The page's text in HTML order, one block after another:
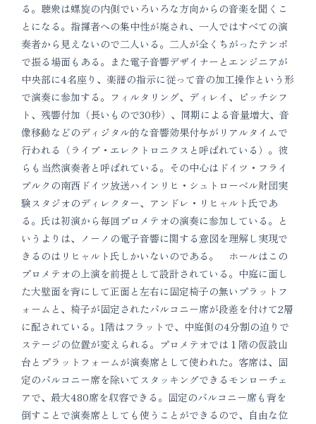
る。聴衆は螺旋の内側でいろいろな方向からの音楽を聞くこ
とになる。指揮者への集中性が廃され、一人ではすべての演
奏者から見えないので二人いる。二人が全くちがったテンポ
で振る場面もある。また電子音響デザイナーとエンジニアが
中央部に4名座り、楽譜の指示に従って音の加工操作という形
で演奏に参加する。フィルタリング、ディレイ、ピッチシフ
ト、残響付加（長いもので30秒）、同期による音量増大、音
像移動などのディジタル的な音響効果付与がリアルタイムで
行われる（ライブ・エレクトロニクスと呼ばれている）。彼
らも当然演奏者と呼ばれている。その中心はドイツ・フライ
ブルクの南西ドイツ放送ハインリヒ・シュトローベル財団実
験スタジオのディレクター、アンドレ・リヒャルト氏であ
る。氏は初演から毎回プロメテオの演奏に参加している。と
いうよりは、ノーノの電子音響に関する意図を理解し実現で
きるのはリヒャルト氏しかいないのである。 ホールはこの
プロメテオの上演を前提として設計されている。中庭に面し
た大壁面を背にして正面と左右に固定椅子の無いプラットフ
ォームと、椅子が固定されたバルコニー席が段差を付けて2層
に配されている。1階はフラットで、中庭側の4分割の迫りで
ステージの位置が変えられる。プロメテオでは１階の仮設山
台とプラットフォームが演奏席として使われた。客席は、固
定のバルコニー席を除いてスタッキングできるモンローチェ
アで、最大480席を収容できる。固定のバルコニー席も背を
倒すことで演奏席としても使うことができるので、自由な位